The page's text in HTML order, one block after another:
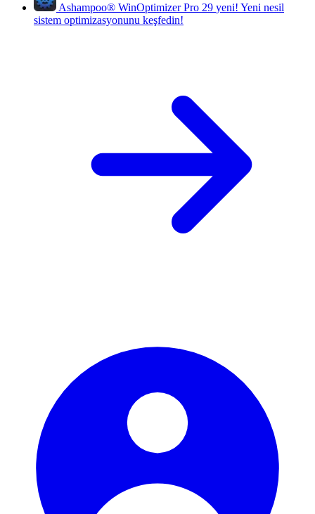
Ashampoo® WinOptimizer Pro 29 yeni! Yeni nesil
sistem optimizasyonunu keşfedin!